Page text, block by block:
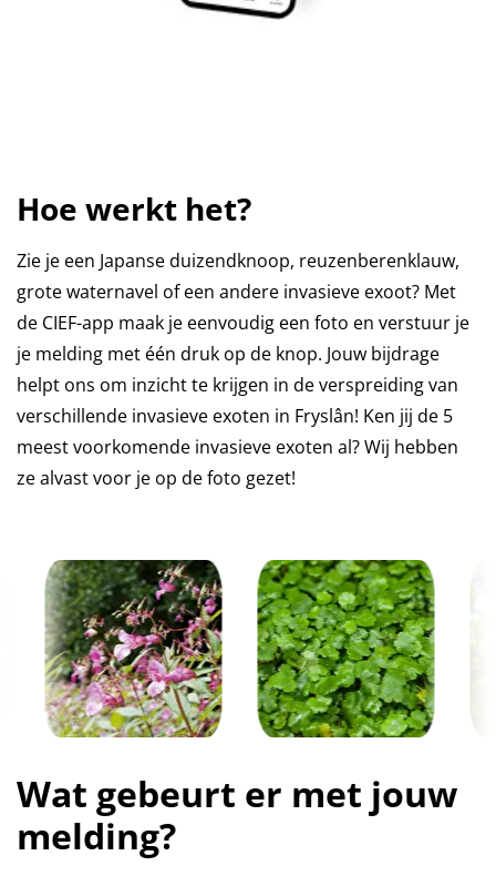
Hoe werkt het?
Zie je een Japanse duizendknoop, reuzenberenklauw,
grote waternavel of een andere invasieve exoot? Met
de CIEF-app maak je eenvoudig een foto en verstuur je
je melding met één druk op de knop. Jouw bijdrage
helpt ons om inzicht te krijgen in de verspreiding van
verschillende invasieve exoten in Fryslân! Ken jij de 5
meest voorkomende invasieve exoten al? Wij hebben
ze alvast voor je op de foto gezet!
Wat gebeurt er met jouw
melding?